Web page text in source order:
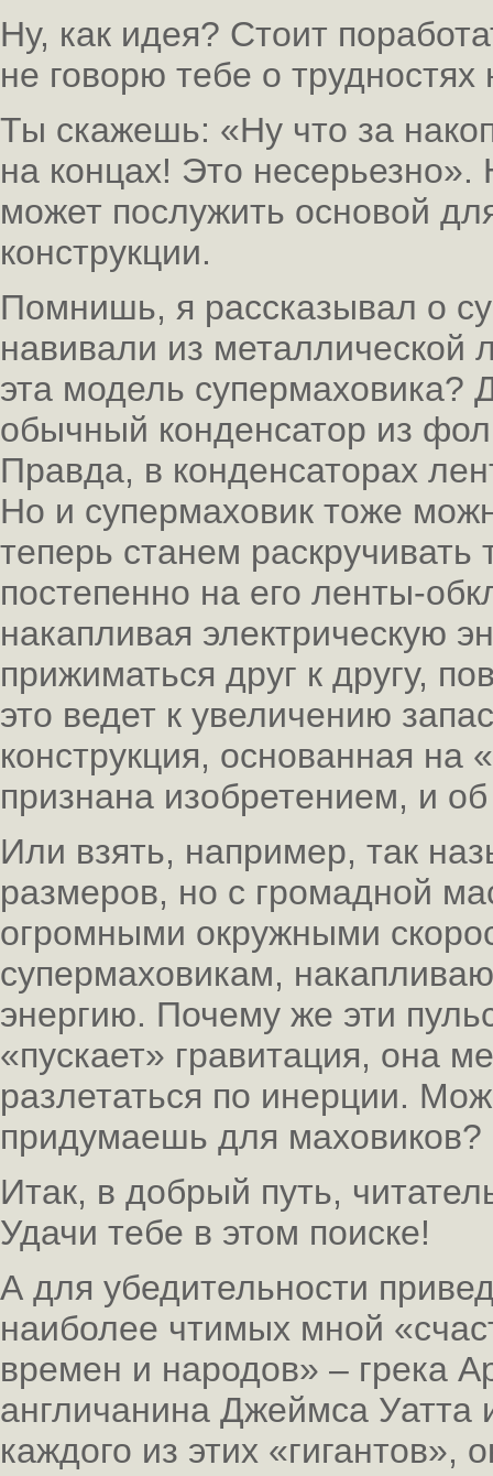
Ну, как идея? Стоит
не говорю тебе о трудностях
Ты скажешь: «Ну что за
на концах! Это
может послужить основой
конструкции.
Помнишь, я рассказывал о
навивали из металлической
эта модель супермаховика?
обычный конденсатор из
Правда, в конденсаторах
Но и супермаховик тоже
теперь станем раскручивать
постепенно на его ленты-
накапливая электрическую
прижиматься друг к другу,
это ведет к увеличению
конструкция, основанная на
признана изобретением, и
Или взять, например, так
размеров, но с громадной
огромными окружными
супермаховикам,
энергию. Почему же эти
«пускает» гравитация, она
разлетаться по инерции.
придумаешь для маховиков?
Итак, в добрый путь,
Удачи тебе в этом поиске!
А для убедительности
наиболее чтимых мной
времен и народов» – грека
англичанина Джеймса
каждого из этих «гигантов»,